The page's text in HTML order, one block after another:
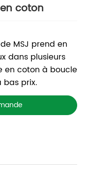
coton
MSJ prend en
dans plusieurs
en coton à boucle
prix.